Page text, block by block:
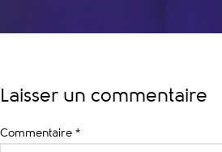
Laisser un commentaire
Commentaire *